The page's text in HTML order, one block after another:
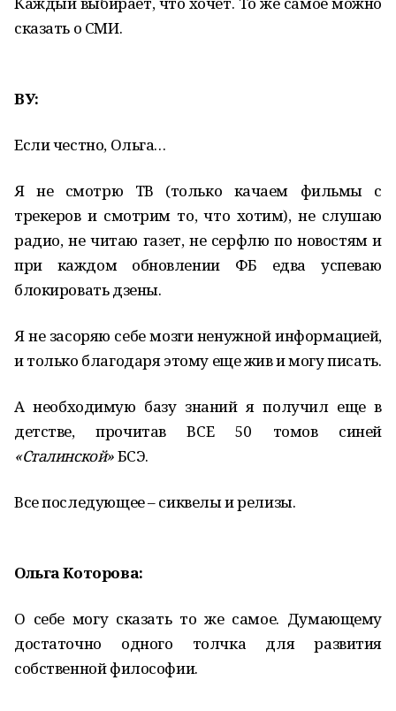
сказать о СМИ.
ВУ:
Если честно, Ольга…
Я не смотрю ТВ (только качаем фильмы с
трекеров и смотрим то, что хотим), не слушаю
радио, не читаю газет, не серфлю по новостям и
при каждом обновлении ФБ едва успеваю
блокировать дзены.
Я не засоряю себе мозги ненужной информацией,
и только благодаря этому еще жив и могу писать.
А необходимую базу знаний я получил еще в
детстве, прочитав ВСЕ 50 томов синей
«Сталинской»БСЭ.
Все последующее – сиквелы и релизы.
Ольга Которова:
О себе могу сказать то же самое. Думающему
достаточно одного толчка для развития
собственной философии.